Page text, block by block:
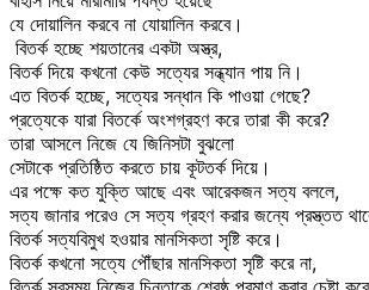
যে দোয়ালিন করবে না যোয়ালিন করবে।
বিতর্ক হচ্ছে শয়তানের একটা অস্ত্র,
বিতর্ক দিয়ে কখনো কেউ সত্যের সন্ধ্যান পায় নি।
এত বিতর্ক হচ্ছে, সত্যের সন্ধান কি পাওয়া গেছে?
প্রত্যেকে যারা বিতর্কে অংশগ্রহণ করে তারা কী করে?
তারা আসলে নিজে যে জিনিসটা বুঝলো
সেটাকে প্রতিষ্ঠিত করতে চায় কূটতর্ক দিয়ে।
এর পক্ষে কত যুক্তি আছে এবং আরেকজন সত্য বললে,
সত্য জানার পরেও সে সত্য গ্রহণ করার জন্যে প্রস্ত্তত
বিতর্ক সত্যবিমুখ হওয়ার মানসিকতা সৃষ্টি করে।
বিতর্ক কখনো সত্যে পৌঁছার মানসিকতা সৃষ্টি করে না,